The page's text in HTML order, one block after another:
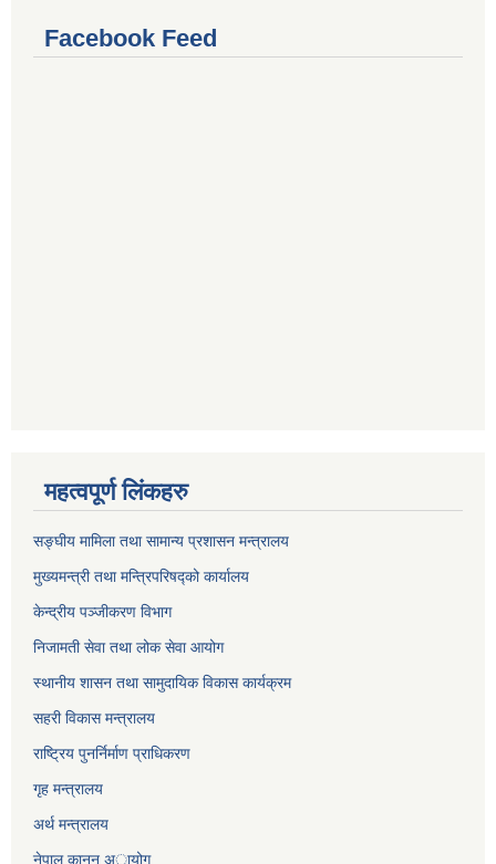
Facebook Feed
महत्वपूर्ण लिंकहरु
सङ्घीय मामिला तथा सामान्य प्रशासन मन्त्रालय
मुख्यमन्त्री तथा मन्त्रिपरिषद्को कार्यालय
केन्द्रीय पञ्जीकरण विभाग
निजामती सेवा तथा लोक सेवा आयोग
स्थानीय शासन तथा सामुदायिक विकास कार्यक्रम
सहरी विकास मन्त्रालय
राष्ट्रिय पुनर्निर्माण प्राधिकरण
गृह मन्त्रालय
अर्थ मन्त्रालय
नेपाल कानून अायोग